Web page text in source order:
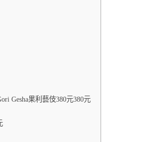
Gesha果利藝伎380元380元